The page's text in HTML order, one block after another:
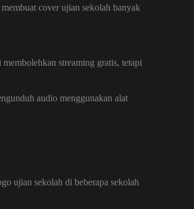
cover ujian sekolah banyak
streaming gratis, tetapi
audio menggunakan alat
ujian sekolah di beberapa sekolah